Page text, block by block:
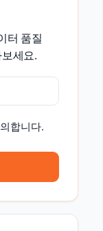
터 품질
세요.
합니다.